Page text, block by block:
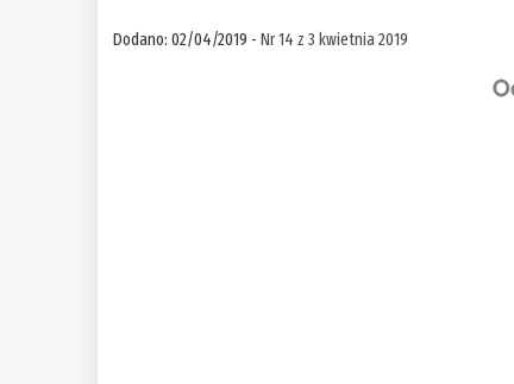
Dodano: 02/04/2019 -Nr 14 z 3 kwietnia 2019